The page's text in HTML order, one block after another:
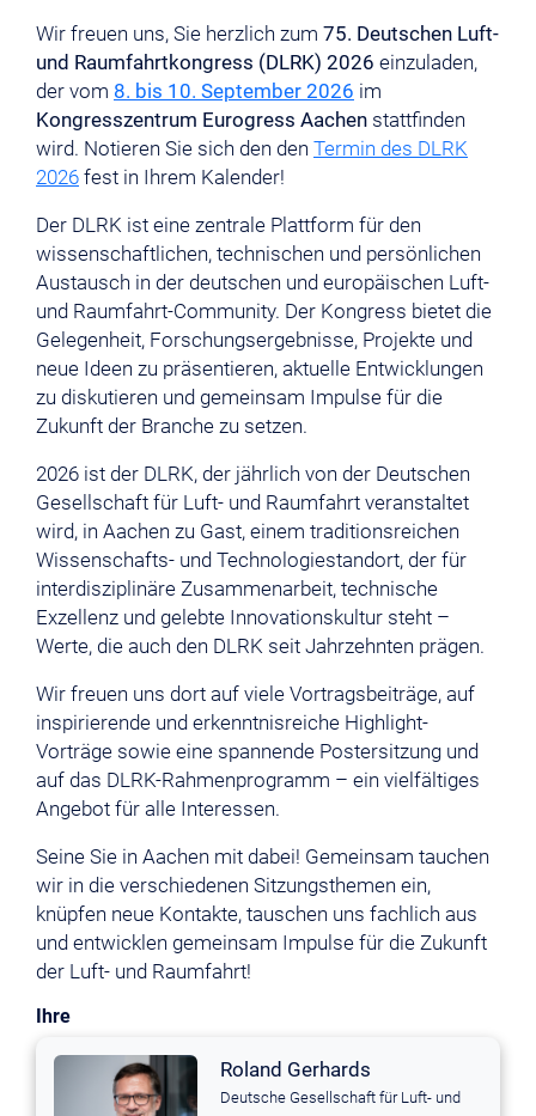
Wir freuen uns, Sie herzlich zum 75. Deutschen Luft-
und Raumfahrtkongress (DLRK) 2026 einzuladen,
der vom 8. bis 10. September 2026 im
Kongresszentrum Eurogress Aachen stattfinden
wird. Notieren Sie sich den den Termin des DLRK
2026 fest in Ihrem Kalender!
Der DLRK ist eine zentrale Plattform für den
wissenschaftlichen, technischen und persönlichen
Austausch in der deutschen und europäischen Luft-
und Raumfahrt-Community. Der Kongress bietet die
Gelegenheit, Forschungsergebnisse, Projekte und
neue Ideen zu präsentieren, aktuelle Entwicklungen
zu diskutieren und gemeinsam Impulse für die
Zukunft der Branche zu setzen.
2026 ist der DLRK, der jährlich von der Deutschen
Gesellschaft für Luft- und Raumfahrt veranstaltet
wird, in Aachen zu Gast, einem traditionsreichen
Wissenschafts- und Technologiestandort, der für
interdisziplinäre Zusammenarbeit, technische
Exzellenz und gelebte Innovationskultur steht –
Werte, die auch den DLRK seit Jahrzehnten prägen.
Wir freuen uns dort auf viele Vortragsbeiträge, auf
inspirierende und erkenntnisreiche Highlight-
Vorträge sowie eine spannende Postersitzung und
auf das DLRK-Rahmenprogramm – ein vielfältiges
Angebot für alle Interessen.
Seine Sie in Aachen mit dabei! Gemeinsam tauchen
wir in die verschiedenen Sitzungsthemen ein,
knüpfen neue Kontakte, tauschen uns fachlich aus
und entwicklen gemeinsam Impulse für die Zukunft
der Luft- und Raumfahrt!
Ihre
Roland Gerhards
Deutsche Gesellschaft für Luft- und